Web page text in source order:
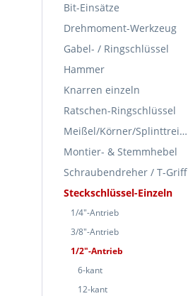
Bit-Einsätze
Drehmoment-Werkzeug
Gabel- / Ringschlüssel
Hammer
Knarren einzeln
Ratschen-Ringschlüssel
Meißel/Körner/Splinttreiber
Montier- & Stemmhebel
Schraubendreher / T-Griff
Steckschlüssel-Einzeln
1/4"-Antrieb
3/8"-Antrieb
1/2"-Antrieb
6-kant
12-kant